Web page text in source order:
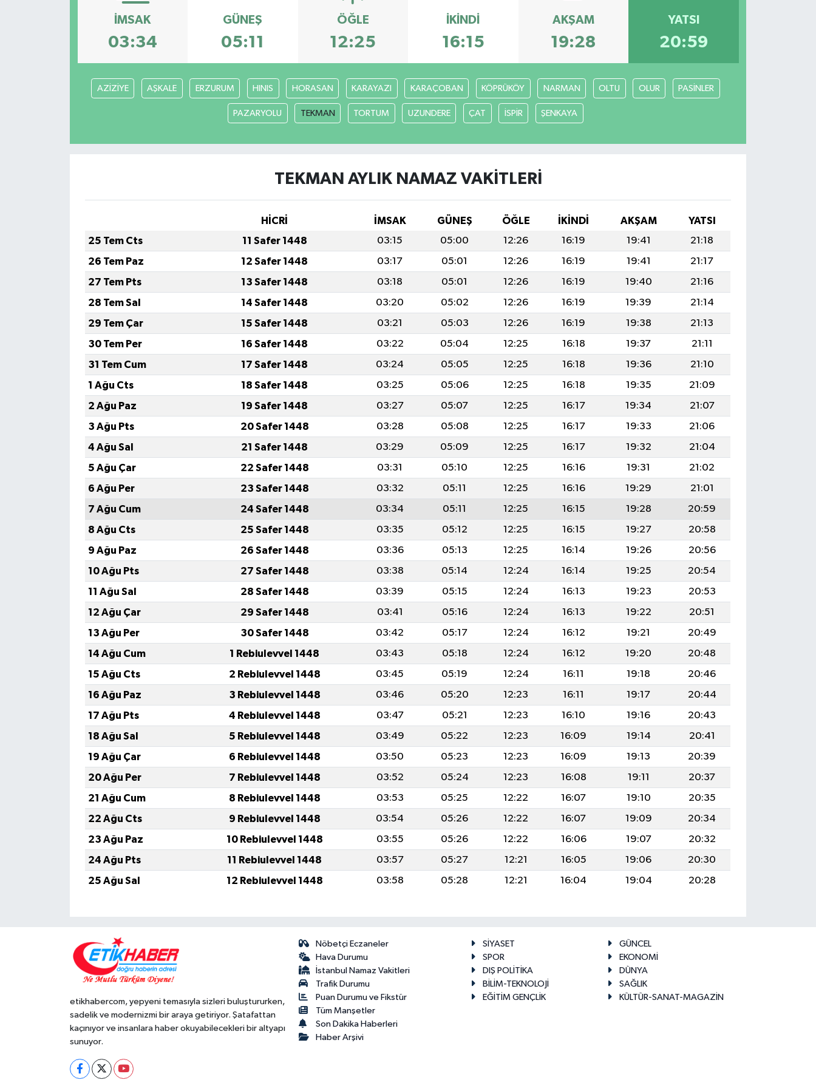
İMSAK
03:34
GÜNEŞ
05:11
ÖĞLE
12:25
İKINDI
16:15
AKŞAM
19:28
YATSI
20:59
AZİZİYE AŞKALE ERZURUM HINIS HORASAN KARAYAZI KARAÇOBAN KÖPRÜKÖY NARMAN OLTU OLUR PASİNLER
PAZARYOLU TEKMAN TORTUM UZUNDERE ÇAT İSPİR ŞENKAYA
TEKMAN AYLIK NAMAZ VAKITLERI
HİCRİ İMSAK GÜNEŞ ÖĞLE İKINDI AKŞAM
YATSI
25 Tem Cts
11 Safer 1448 03:15 05:00 12:26 16:19 19:41
21:18
26 Tem Paz
12 Safer 1448 03:17 05:01 12:26 16:19 19:41
21:17
27 Tem Pts
13 Safer 1448 03:18 05:01 12:26 16:19 19:40
21:16
28 Tem Sal
14 Safer 1448 03:20 05:02 12:26 16:19 19:39
21:14
29 Tem Çar
15 Safer 1448 03:21 05:03 12:26 16:19 19:38
21:13
30 Tem Per
16 Safer 1448 03:22 05:04 12:25 16:18 19:37
21:11
31 Tem Cum
17 Safer 1448 03:24 05:05 12:25 16:18 19:36
21:10
1 Ağu Cts
18 Safer 1448 03:25 05:06 12:25 16:18 19:35
21:09
2 Ağu Paz
19 Safer 1448 03:27 05:07 12:25 16:17 19:34
21:07
3 Ağu Pts
20 Safer 1448 03:28 05:08 12:25 16:17 19:33
21:06
4 Ağu Sal
21 Safer 1448 03:29 05:09 12:25 16:17 19:32
21:04
5 Ağu Çar
22 Safer 1448 03:31 05:10 12:25 16:16 19:31
21:02
6 Ağu Per
23 Safer 1448 03:32 05:11 12:25 16:16 19:29
21:01
7 Ağu Cum
24 Safer 1448 03:34 05:11 12:25 16:15 19:28
20:59
8 Ağu Cts
25 Safer 1448 03:35 05:12 12:25 16:15 19:27
20:58
9 Ağu Paz
26 Safer 1448 03:36 05:13 12:25 16:14 19:26
20:56
10 Ağu Pts
27 Safer 1448 03:38 05:14 12:24 16:14 19:25
20:54
11 Ağu Sal
28 Safer 1448 03:39 05:15 12:24 16:13 19:23
20:53
12 Ağu Çar
29 Safer 1448 03:41 05:16 12:24 16:13 19:22
20:51
13 Ağu Per
30 Safer 1448 03:42 05:17 12:24 16:12 19:21
20:49
14 Ağu Cum
1 Rebiulevvel 1448 03:43 05:18 12:24 16:12 19:20
20:48
15 Ağu Cts
2 Rebiulevvel 1448 03:45 05:19 12:24 16:11 19:18
20:46
16 Ağu Paz
3 Rebiulevvel 1448 03:46 05:20 12:23 16:11 19:17
20:44
17 Ağu Pts
4 Rebiulevvel 1448 03:47 05:21 12:23 16:10 19:16
20:43
18 Ağu Sal
5 Rebiulevvel 1448 03:49 05:22 12:23 16:09 19:14
20:41
19 Ağu Çar
6 Rebiulevvel 1448 03:50 05:23 12:23 16:09 19:13
20:39
20 Ağu Per
7 Rebiulevvel 1448 03:52 05:24 12:23 16:08 19:11
20:37
21 Ağu Cum
8 Rebiulevvel 1448 03:53 05:25 12:22 16:07 19:10
20:35
22 Ağu Cts
9 Rebiulevvel 1448 03:54 05:26 12:22 16:07 19:09
20:34
23 Ağu Paz
10 Rebiulevvel 1448 03:55 05:26 12:22 16:06 19:07
20:32
24 Ağu Pts
11 Rebiulevvel 1448 03:57 05:27 12:21 16:05 19:06
20:30
25 Ağu Sal
12 Rebiulevvel 1448 03:58 05:28 12:21 16:04 19:04 20:28
etikhabercom, yepyeni temasıyla sizleri buluştururken,
sadelik ve modernizmi bir araya getiriyor. Şatafattan
kaçınıyor ve insanlara haber okuyabilecekleri bir altyapı
sunuyor.
Nöbetçi Eczaneler
Hava Durumu
İstanbul Namaz Vakitleri
Trafik Durumu
Puan Durumu ve Fikstür
Tüm Manşetler
Son Dakika Haberleri
Haber Arşivi
SİYASET
GÜNCEL
SPOR
EKONOMİ
DIŞ POLİTİKA
DÜNYA
BİLİM-TEKNOLOJİ
SAĞLIK
EĞİTİM GENÇLİK
KÜLTÜR-SANAT-MAGAZİN
GÜNCEL